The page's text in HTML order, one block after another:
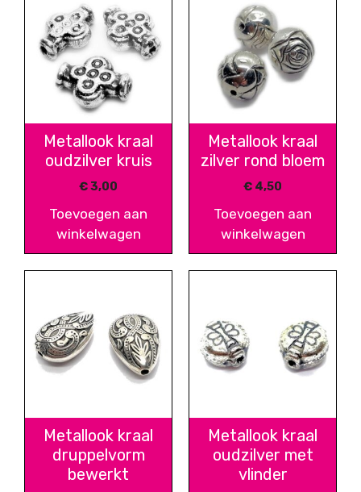
Metallook kraal
oudzilver kruis
€3,00
Toevoegen aan
winkelwagen
Metallook kraal
zilver rond bloem
€ 4,50
Toevoegen aan
winkelwagen
Metallook kraal
druppelvorm
bewerkt
Metallook kraal
oudzilver met
vlinder